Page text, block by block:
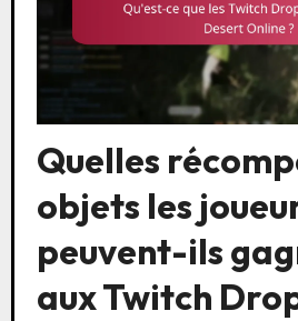
Quelles
objets les
peuvent-ils
aux Twitch